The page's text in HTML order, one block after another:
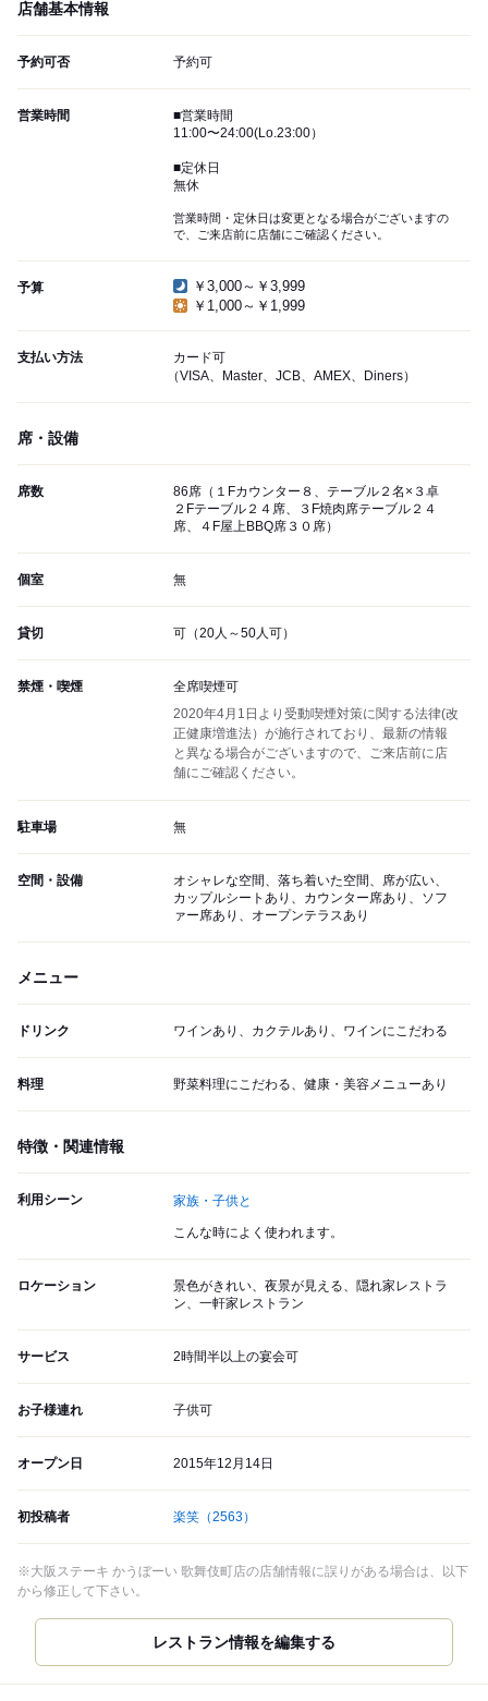
店舗基本情報
予約可否 予約可
営業時間
■営業時間
11:00〜24:00(Lo.23:00）
■定休日
無休
営業時間・定休日は変更となる場合がございますの
で、ご来店前に店舗にご確認ください。
予算
￥3,000～￥3,999
￥1,000～￥1,999
支払い方法
カード可
（VISA、Master、JCB、AMEX、Diners）
席・設備
席数
86席（１Fカウンター８、テーブル２名×３卓
２Fテーブル２４席、３F焼肉席テーブル２４
席、４F屋上BBQ席３０席）
個室 無
貸切 可（20人～50人可）
禁煙・喫煙
全席喫煙可
2020年4月1日より受動喫煙対策に関する法律(改
正健康増進法）が施行されており、最新の情報
と異なる場合がございますので、ご来店前に店
舗にご確認ください。
駐車場 無
空間・設備
オシャレな空間、落ち着いた空間、席が広い、
カップルシートあり、カウンター席あり、ソフ
ァー席あり、オープンテラスあり
メニュー
ドリンク ワインあり、カクテルあり、ワインにこだわる
料理 野菜料理にこだわる、健康・美容メニューあり
特徴・関連情報
利用シーン 家族・子供と
こんな時によく使われます。
ロケーション
景色がきれい、夜景が見える、隠れ家レストラ
ン、一軒家レストラン
サービス 2時間半以上の宴会可
お子様連れ 子供可
オープン日 2015年12月14日
初投稿者 楽笑 （2563）
※大阪ステーキ かうぼーい 歌舞伎町店の店舗情報に誤りがある場合は、以下
から修正して下さい。
レストラン情報を編集する